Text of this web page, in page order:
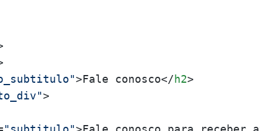
>Fale conosco</h2>
>